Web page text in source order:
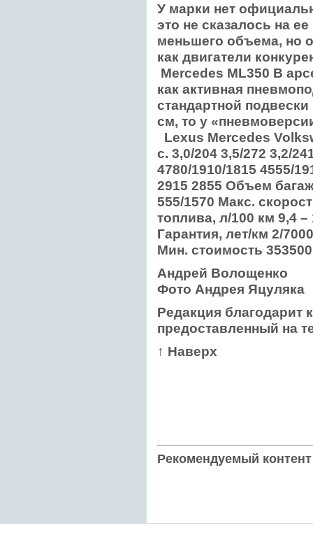
У марки нет
это не сказалось на
меньшего объема, но
как двигатели
Mercedes ML350 В
как активная
стандартной
см, то у
Lexus Mercedes
с. 3,0/204 3,5/272 3,2/
4780/1910/1815 4555/
2915 2855 Объем
555/1570 Макс.
топлива, л/100 км 9,4 –
Гарантия, лет/км 2/
Мин. стоимость 353500
Андрей Волощенко
Фото Андрея Яцуляка
Редакция благодарит
предоставленный на
↑ Наверх
Рекомендуемый контент